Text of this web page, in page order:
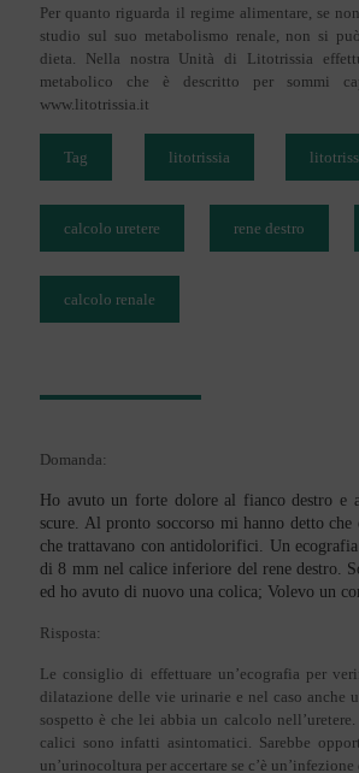
Per quanto riguarda il regime alimentare, se
studio sul suo metabolismo renale, non si
dieta. Nella nostra Unità di Litotrissia
metabolico che è descritto per sommi
www.litotrissia.it
Tag litotrissia
calcolo uretere rene destro
calcolo renale
Domanda:
Ho avuto un forte dolore al fianco destro e
scure. Al pronto soccorso mi hanno detto che
che trattavano con antidolorifici. Un
di 8 mm nel calice inferiore del rene destro.
ed ho avuto di nuovo una colica; Volevo un
Risposta:
Le consiglio di effettuare un’ecografia per
dilatazione delle vie urinarie e nel caso anche
sospetto è che lei abbia un calcolo
calici sono infatti asintomatici. Sarebbe
un’urinocoltura per accertare se c’è